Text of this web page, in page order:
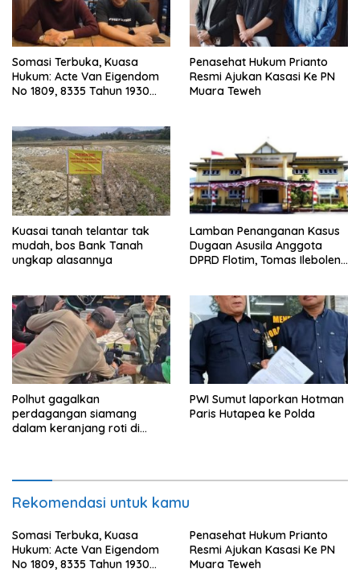
Somasi Terbuka, Kuasa
Hukum: Acte Van Eigendom
No 1809, 8335 Tahun 1930
Saamah
Penasehat Hukum Prianto
Resmi Ajukan Kasasi Ke PN
Muara Teweh
Kuasai tanah telantar tak
mudah, bos Bank Tanah
ungkap alasannya
Lamban Penanganan Kasus
Dugaan Asusila Anggota
DPRD Flotim, Tomas Ileboleng
Polhut gagalkan
perdagangan siamang
dalam keranjang roti di
PWI Sumut laporkan Hotman
Paris Hutapea ke Polda
Rekomendasi untuk kamu
Somasi Terbuka, Kuasa
Hukum: Acte Van Eigendom
No 1809, 8335 Tahun 1930
Penasehat Hukum Prianto
Resmi Ajukan Kasasi Ke PN
Muara Teweh